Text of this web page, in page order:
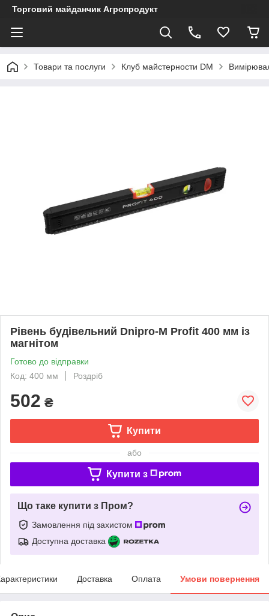
Торговий майданчик Агропродукт
Товари та послуги Клуб майстерности DM
Рівень будівельний Dnipro-M Profit 400 мм із
магнітом
Готово до відправки
Код: 400 мм
Роздріб
502 ₴
Купити
або
Купити з
Що таке купити з Пром?
Замовлення під захистом
Доступна доставка
Доставка Оплата Умови повернення